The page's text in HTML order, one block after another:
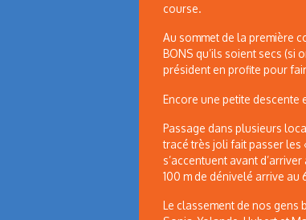
course.
Au sommet de la première
BONS qu’ils soient secs (si
président en profite pour
Encore une petite
Passage dans plusieurs
tracé très joli fait passer les
s’accentuent avant
100 m de dénivelé arrive au
Le classement de nos gens